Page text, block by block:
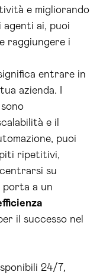
e migliorando
agenti ai, puoi
raggiungere i
entrare in
azienda. I
e il
puoi
ripetitivi,
su
a un
il successo nel
24/7,